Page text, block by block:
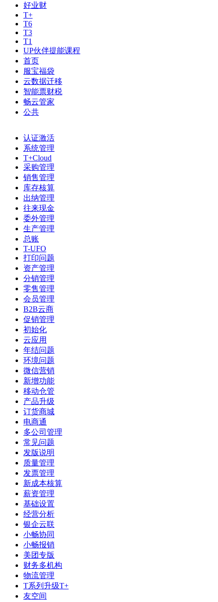
好业财
T+
T6
T3
T1
UP伙伴提能课程
首页
服宝福袋
云数据迁移
智能票财税
畅云管家
公共
认证激活
系统管理
T+Cloud
采购管理
销售管理
库存核算
出纳管理
往来现金
委外管理
生产管理
总账
T-UFO
打印问题
资产管理
分销管理
零售管理
会员管理
B2B云商
促销管理
初始化
云应用
年结问题
环境问题
微信营销
新增功能
移动仓管
产品升级
订货商城
电商通
多公司管理
常见问题
发版说明
质量管理
发票管理
新成本核算
薪资管理
基础设置
经营分析
银企云联
小畅协同
小畅报销
美团专版
财务多机构
物流管理
T系列升级T+
友空间